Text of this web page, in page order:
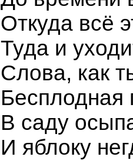
Откуда всё
Туда и
Слова, как
Бесплодная
В саду
И яблоку